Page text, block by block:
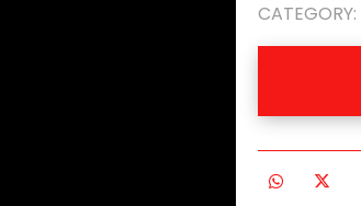
CATEGORY: